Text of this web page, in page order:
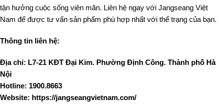
tận hưởng cuộc sống viên mãn. Liên hệ ngay với Jangseang Việt
Nam để được tư vấn sản phẩm phù hợp nhất với thể trạng của bạn.
Thông tin liên hệ:
Địa chỉ: L7-21 KĐT Đại Kim. Phường Định Công. Thành phố Hà
Nội
Hotline: 1900.8663
Website: https://jangseangvietnam.com/